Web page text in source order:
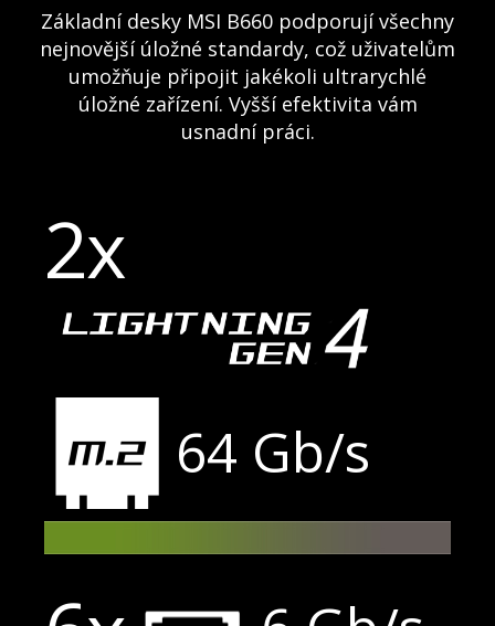
Základní desky MSI B660 podporují všechny
nejnovější úložné standardy, což uživatelům
umožňuje připojit jakékoli ultrarychlé
úložné zařízení. Vyšší efektivita vám
usnadní práci.
2x
64 Gb/s